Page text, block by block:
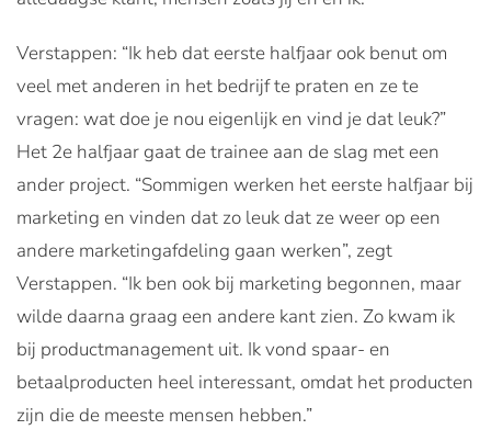
Verstappen: “Ik heb dat eerste halfjaar ook benut om
veel met anderen in het bedrijf te praten en ze te
vragen: wat doe je nou eigenlijk en vind je dat leuk?”
Het 2e halfjaar gaat de trainee aan de slag met een
ander project. “Sommigen werken het eerste halfjaar bij
marketing en vinden dat zo leuk dat ze weer op een
andere marketingafdeling gaan werken”, zegt
Verstappen. “Ik ben ook bij marketing begonnen, maar
wilde daarna graag een andere kant zien. Zo kwam ik
bij productmanagement uit. Ik vond spaar- en
betaalproducten heel interessant, omdat het producten
zijn die de meeste mensen hebben.”